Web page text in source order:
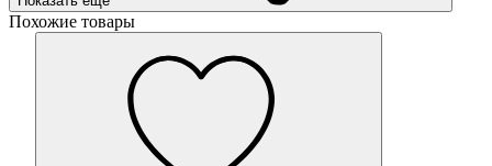
Похожие товары